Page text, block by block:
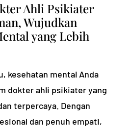
Ahli Psikiater
Wujudkan
yang Lebih
kesehatan mental Anda
dokter ahli psikiater yang
terpercaya. Dengan
dan penuh empati,